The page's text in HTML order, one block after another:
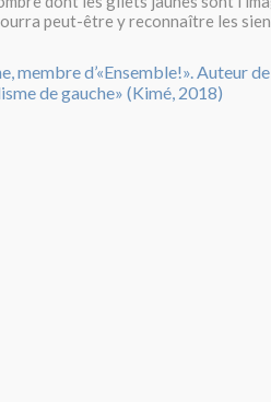
peut-être y reconnaître les
membre d’«Ensemble!». Auteur
de gauche» (Kimé, 2018)